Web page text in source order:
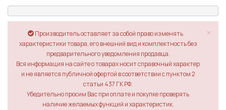
×
Производитель оставляет за собой право изменять
характеристики товара, его внешний вид и комплектность без
предварительного уведомления продавца.
Вся информация на сайте о товарах носит справочный характер
и не является публичной офертой в соответствии с пунктом 2
статьи 437 ГК РФ.
Убедительно просим Вас при оплате и покупке проверять
наличие желаемых функций и характеристик.